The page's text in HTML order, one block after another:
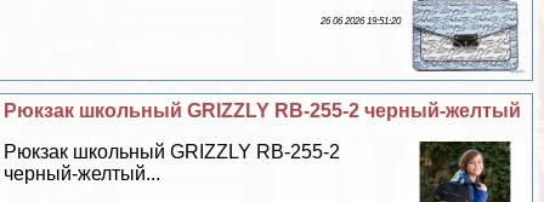
26 06 2026 19:51:20
Рюкзак школьный GRIZZLY RB-255-2 черный-желтый
Рюкзак школьный GRIZZLY RB-255-2
черный-желтый...